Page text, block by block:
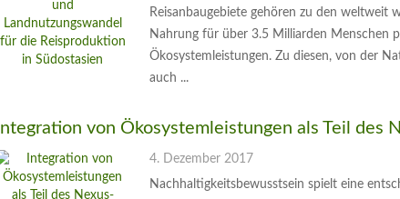
Reisanbaugebiete gehören zu den weltweit
Nahrung für über 3.5 Milliarden Menschen
Ökosystemleistungen. Zu diesen, von der
auch
Integration von Ökosystemleistungen als Teil des
4. Dezember 2017
Nachhaltigkeitsbewusstsein spielt eine